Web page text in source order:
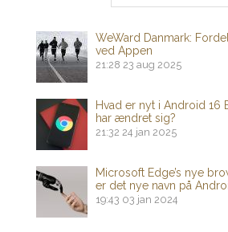
WeWard Danmark:
ved Appen
21:28 23 aug 2025
Hvad er nyt i Android 16
har ændret sig?
21:32 24 jan 2025
Microsoft Edge’s nye
er det nye navn på
19:43 03 jan 2024